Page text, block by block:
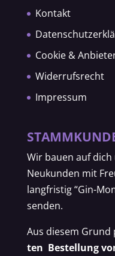
Kontakt
Cookie &
Widerrufsrecht
Impressum
Wir bauen auf
Neukunden mit
langfristig “Gin-
senden.
Aus diesem
ten Bestellung